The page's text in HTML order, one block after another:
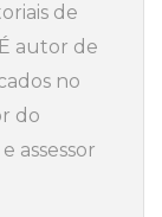
de
autor de
no
do
assessor